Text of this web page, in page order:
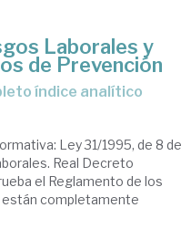
Laborales y
de Prevención
índice analítico
Ley 31/1995, de 8 de
Real Decreto
el Reglamento de los
están completamente